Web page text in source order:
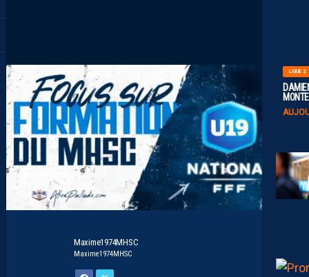
LIGUE 2
Maxime1974MHSC
Maxime1974MHSC